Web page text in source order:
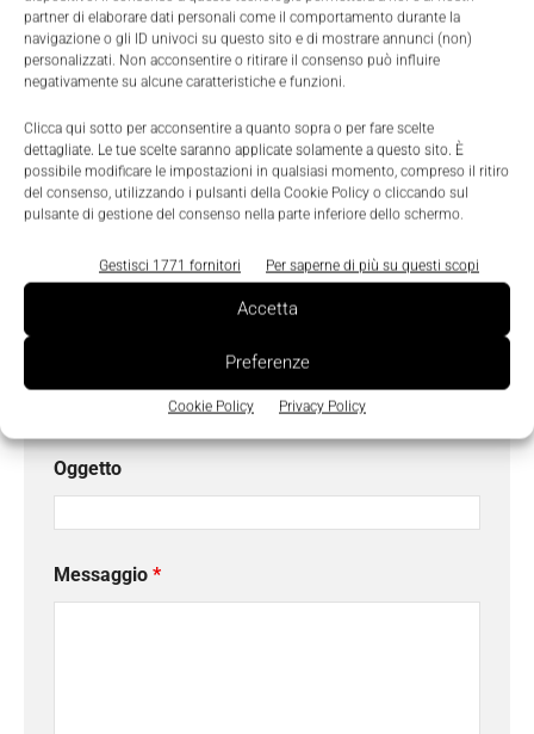
partner di elaborare dati personali come il comportamento durante la
navigazione o gli ID univoci su questo sito e di mostrare annunci (non)
personalizzati. Non acconsentire o ritirare il consenso può influire
negativamente su alcune caratteristiche e funzioni.
Clicca qui sotto per acconsentire a quanto sopra o per fare scelte
dettagliate. Le tue scelte saranno applicate solamente a questo sito. È
possibile modificare le impostazioni in qualsiasi momento, compreso il ritiro
del consenso, utilizzando i pulsanti della Cookie Policy o cliccando sul
pulsante di gestione del consenso nella parte inferiore dello schermo.
Gestisci 1771 fornitori Per saperne di più su questi scopi
Accetta
Preferenze
Cookie Policy Privacy Policy
Cognome*
Email*
Azienda
Oggetto
Messaggio *